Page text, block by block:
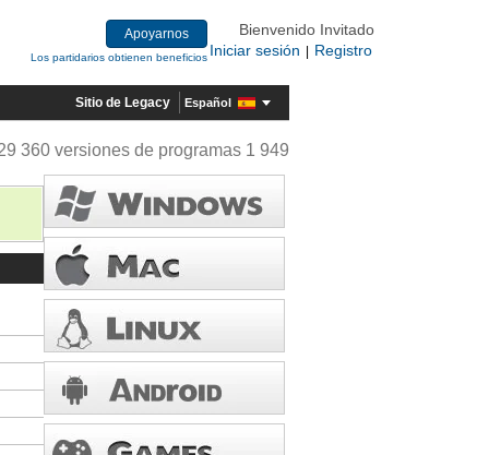
Apoyarnos
Los partidarios obtienen beneficios
Bienvenido Invitado
Iniciar sesión
Registro
Sitio de Legacy Español
360 versiones de programas 1 949